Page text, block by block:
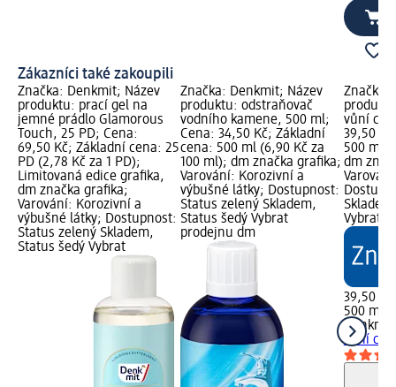
Zákazníci také zakoupili
Značka: Denkmit; Název
produktu: prací gel na
jemné prádlo Glamorous
Touch, 25 PD; Cena:
69,50 Kč; Základní cena: 25
PD (2,78 Kč za 1 PD);
Limitovaná edice grafika,
dm značka grafika;
Varování: Korozivní a
výbušné látky; Dostupnost:
Status zelený Skladem,
Status šedý Vybrat
Značka: Denkmit; Název
produktu: odstraňovač
vodního kamene, 500 ml;
Cena: 34,50 Kč; Základní
cena: 500 ml (6,90 Kč za
100 ml); dm značka grafika;
Varování: Korozivní a
výbušné látky; Dostupnost:
Status zelený Skladem,
Status šedý Vybrat
prodejnu dm
Značka:
vůní
39,50
500 ml
dm
Vybrat
39,50 Kč
500 ml
Denkmit
vůní